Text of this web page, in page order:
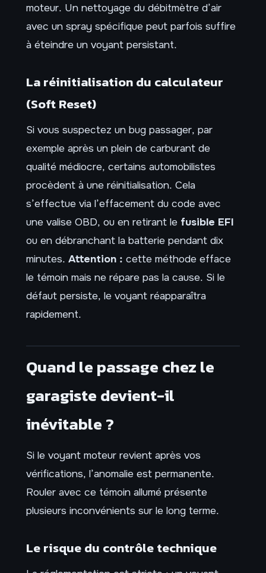
moteur. Un nettoyage du débitmètre d’air
avec un spray spécifique peut parfois suffire
à éteindre un voyant persistant.
La réinitialisation du calculateur
(Soft Reset)
Si vous suspectez un bug passager, par
exemple après un plein de carburant de
qualité médiocre, certains automobilistes
procèdent à une réinitialisation. Cela
s’effectue via l’effacement du code avec
une valise OBD, ou en retirant le fusible EFI
ou en débranchant la batterie pendant dix
minutes. Attention : cette méthode efface
le témoin mais ne répare pas la cause. Si le
défaut persiste, le voyant réapparaîtra
rapidement.
Quand le passage chez le
garagiste devient-il
inévitable ?
Si le voyant moteur revient après vos
vérifications, l’anomalie est permanente.
Rouler avec ce témoin allumé présente
plusieurs inconvénients sur le long terme.
Le risque du contrôle technique